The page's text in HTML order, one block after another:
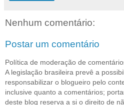
Nenhum comentário:
Postar um comentário
Política de moderação de
A legislação brasileira prevê a
responsabilizar o blogueiro pelo
inclusive quanto a comentários;
deste blog reserva a si o direito de